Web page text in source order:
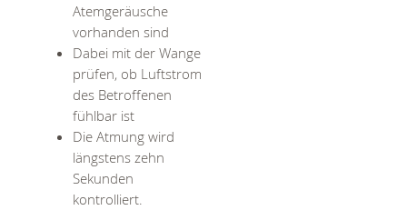
Atemgeräusche
vorhanden sind
Dabei mit der Wange
prüfen, ob Luftstrom
des Betroffenen
fühlbar ist
Die Atmung wird
längstens zehn
Sekunden
kontrolliert.